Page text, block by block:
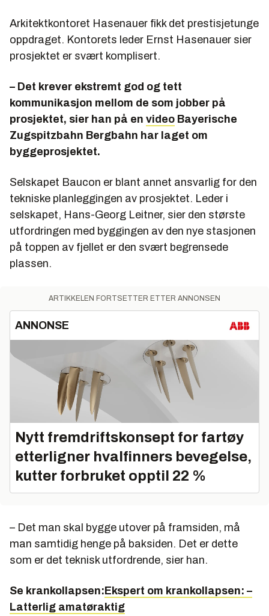
Arkitektkontoret Hasenauer fikk det prestisjetunge
oppdraget. Kontorets leder Ernst Hasenauer sier
prosjektet er svært komplisert.
– Det krever ekstremt god og tett
kommunikasjon mellom de som jobber på
prosjektet, sier han på en video Bayerische
Zugspitzbahn Bergbahn har laget om
byggeprosjektet.
Selskapet Baucon er blant annet ansvarlig for den
tekniske planleggingen av prosjektet. Leder i
selskapet, Hans-Georg Leitner, sier den største
utfordringen med byggingen av den nye stasjonen
på toppen av fjellet er den svært begrensede
plassen.
ARTIKKELEN FORTSETTER ETTER ANNONSEN
ANNONSE
Nytt fremdriftskonsept for fartøy
etterligner hvalfinners bevegelse,
kutter forbruket opptil 22 %
– Det man skal bygge utover på framsiden, må
man samtidig henge på baksiden. Det er dette
som er det teknisk utfordrende, sier han.
Se krankollapsen:Ekspert om krankollapsen: –
Latterlig amatøraktig